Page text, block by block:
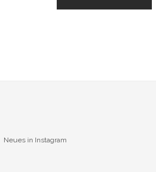
Neues in Instagram